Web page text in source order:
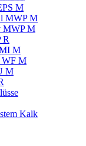
M
MWP M
MWP M
R
M
WF M
M
Kalk